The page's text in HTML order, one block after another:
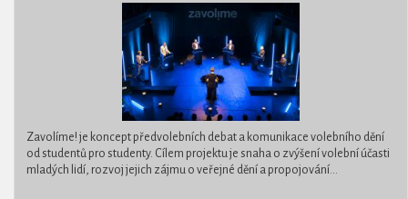
Zavolíme! je koncept předvolebních debat a ​​komunikace volebního dění
od studentů pro studenty. Cílem projektu je snaha o zvýšení volební účasti
mladých lidí, rozvoj jejich zájmu o veřejné dění a propojování...